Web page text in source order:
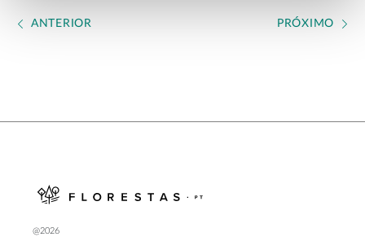
ANTERIOR PRÓXIMO
@2026